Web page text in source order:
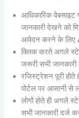
आधिकारिक वेबसाइट
जानकारी देखने को
आवेदन करने के लिए
क्लिक करते अगले
जरूरी सभी
रजिस्ट्रेशन पूरी होते
पोर्टल पर आसानी से
लोगों होते ही अगले
सभी जानकारी दर्ज